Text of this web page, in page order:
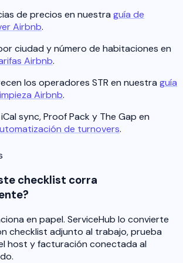
de precios en nuestra guía de
Airbnb.
ciudad y número de habitaciones en
Airbnb.
los operadores STR en nuestra guía
Airbnb.
sync, Proof Pack y The Gap en
de turnovers.
checklist corra
en papel. ServiceHub lo convierte
checklist adjunto al trabajo, prueba
host y facturación conectada al